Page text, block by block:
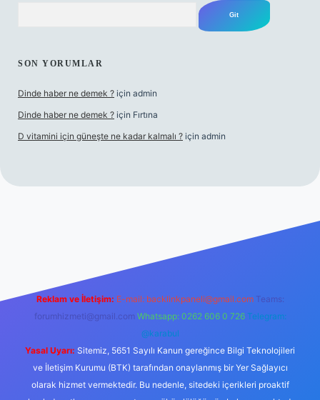
SON YORUMLAR
Dinde haber ne demek ? için admin
Dinde haber ne demek ? için Fırtına
D vitamini için güneşte ne kadar kalmalı ? için admin
Reklam ve İletişim: E-mail: backlinkpaneli@gmail.com Teams:
forumhizmeti@gmail.com Whatsapp: 0262 606 0 726 Telegram:
@karabul
Yasal Uyarı: Sitemiz, 5651 Sayılı Kanun gereğince Bilgi Teknolojileri
ve İletişim Kurumu (BTK) tarafından onaylanmış bir Yer Sağlayıcı
olarak hizmet vermektedir. Bu nedenle, sitedeki içerikleri proaktif